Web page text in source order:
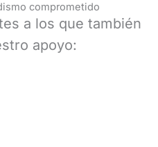
comprometido
a los que también
apoyo: